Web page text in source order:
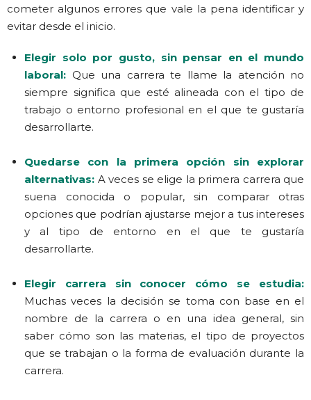
cometer algunos errores que vale la pena identificar y
evitar desde el inicio.
Elegir solo por gusto, sin pensar en el mundo
laboral: Que una carrera te llame la atención no
siempre significa que esté alineada con el tipo de
trabajo o entorno profesional en el que te gustaría
desarrollarte.
Quedarse con la primera opción sin explorar
alternativas: A veces se elige la primera carrera que
suena conocida o popular, sin comparar otras
opciones que podrían ajustarse mejor a tus intereses
y al tipo de entorno en el que te gustaría
desarrollarte.
Elegir carrera sin conocer cómo se estudia:
Muchas veces la decisión se toma con base en el
nombre de la carrera o en una idea general, sin
saber cómo son las materias, el tipo de proyectos
que se trabajan o la forma de evaluación durante la
carrera.